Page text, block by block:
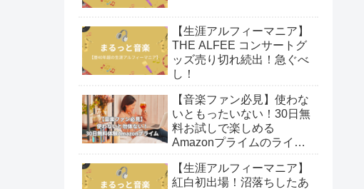
【生涯アルフィーマニア】
THE ALFEE コンサートグ
ッズ売り切れ続出！急ぐべ
し！
【音楽ファン必見】使わな
いともったいない！30日無
料お試しで楽しめる
Amazonプライムのライブ
【生涯アルフィーマニア】
紅白初出場！沼落ちしたあ